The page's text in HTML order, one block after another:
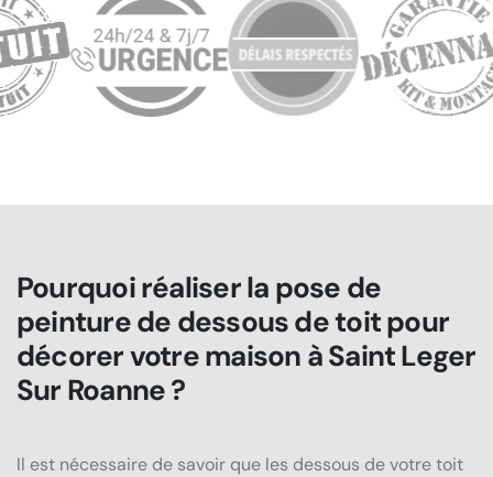
Pourquoi réaliser la pose de
peinture de dessous de toit pour
décorer votre maison à Saint Leger
Sur Roanne ?
Il est nécessaire de savoir que les dessous de votre toit